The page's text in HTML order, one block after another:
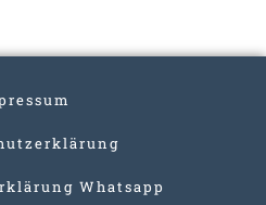
Whatsapp